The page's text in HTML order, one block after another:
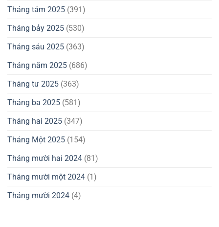
Tháng tám 2025 (391)
Tháng bảy 2025 (530)
Tháng sáu 2025 (363)
Tháng năm 2025 (686)
Tháng tư 2025 (363)
Tháng ba 2025 (581)
Tháng hai 2025 (347)
Tháng Một 2025 (154)
Tháng mười hai 2024 (81)
Tháng mười một 2024 (1)
Tháng mười 2024 (4)